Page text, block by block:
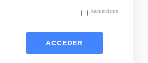
Recuérdame